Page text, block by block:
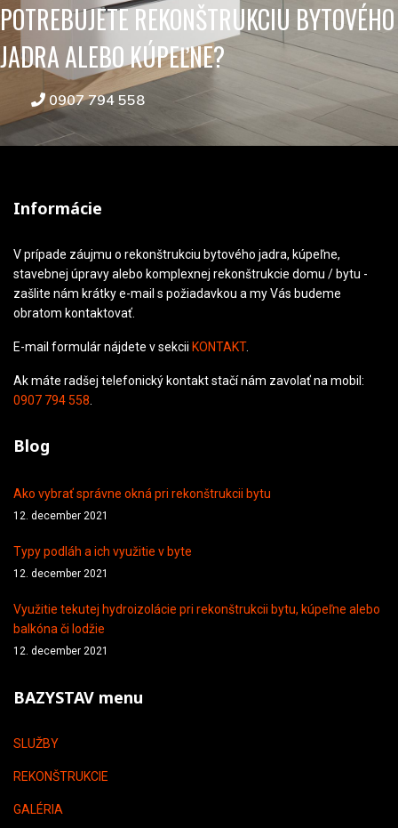
POTREBUJETE REKONŠTRUKCIU BYTOVÉHO
JADRA ALEBO KÚPEĽNE?
0907 794 558
Informácie
V prípade záujmu o rekonštrukciu bytového jadra, kúpeľne,
stavebnej úpravy alebo komplexnej rekonštrukcie domu / bytu -
zašlite nám krátky e-mail s požiadavkou a my Vás budeme
obratom kontaktovať.
E-mail formulár nájdete v sekcii KONTAKT.
Ak máte radšej telefonický kontakt stačí nám zavolať na mobil:
0907 794 558
Blog
Ako vybrať správne okná pri rekonštrukcii bytu
12. december 2021
Typy podláh a ich využitie v byte
12. december 2021
Využitie tekutej hydroizolácie pri rekonštrukcii bytu, kúpeľne alebo
balkóna či lodžie
12. december 2021
BAZYSTAV menu
SLUŽBY
REKONŠTRUKCIE
GALÉRIA